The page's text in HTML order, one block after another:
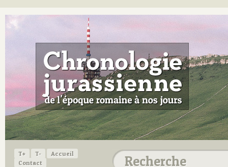
T+ T-
Accueil
Contact